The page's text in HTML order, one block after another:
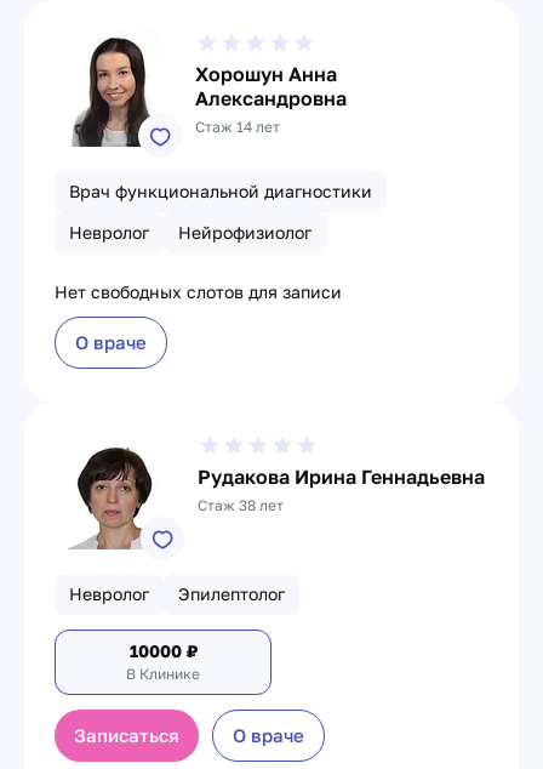
Хорошун Анна
Александровна
Стаж 14 лет
Врач функциональной диагностики
Невролог
Нейрофизиолог
Нет свободных слотов для записи
О враче
Рудакова Ирина Геннадьевна
Стаж 38 лет
Невролог Эпилептолог
10000₽
В Клинике
Записаться О враче